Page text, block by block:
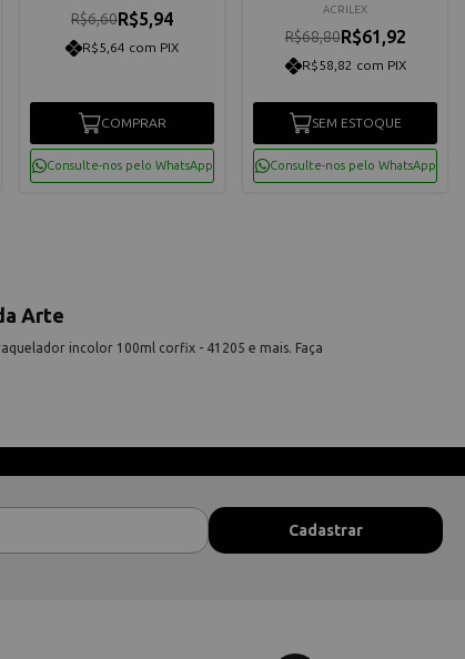
R$6,60R$5,94
R$5,64 com PIX
COMPRAR
Consulte-nos pelo WhatsApp
ACRILEX
R$68,80R$61,92
R$58,82 com PIX
SEM ESTOQUE
Consulte-nos pelo WhatsApp
Arte
incolor 100ml corfix - 41205 e mais. Faça